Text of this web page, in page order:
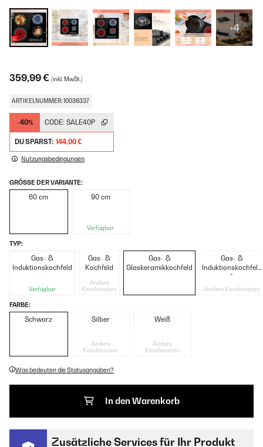
+4
359,99 € (inkl. MwSt.)
ARTIKELNUMMER: 10036337
-40% CODE: SALE40P
DU SPARST: 144,00 €
Nutzungsbedingungen
GRÖSSE DER VARIANTE:
60 cm 90 cm
Verfügbar
TYP:
Gas- &
Induktionskochfeld
Verfügbar
Gas- &
Kochfeld
Andere
Kombination
Gas- &
Glaskeramikkochfeld
Gas- &
Induktionskochfeld
mit Gitter
Andere Kombination
FARBE:
Schwarz Silber
Andere
Kombination
Weiß
Andere
Kombination
Was bedeuten die Statusangaben?
In den Warenkorb
Zusätzliche Services für Ihr Produkt